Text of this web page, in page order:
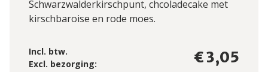
Schwarzwalderkirschpunt, chcoladecake met
kirschbaroise en rode moes.
Incl. btw.
Excl. bezorging:
€ 3,05